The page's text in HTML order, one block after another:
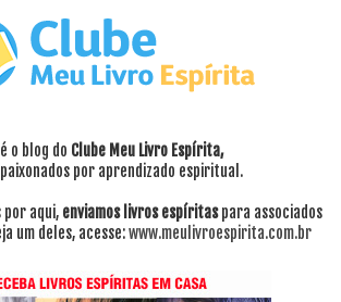
o blog do Clube Meu Livro Espírita,
por aprendizado espiritual.
por aqui, enviamos livros espíritaspara associados
um deles, acesse:www.meulivroespirita.com.br